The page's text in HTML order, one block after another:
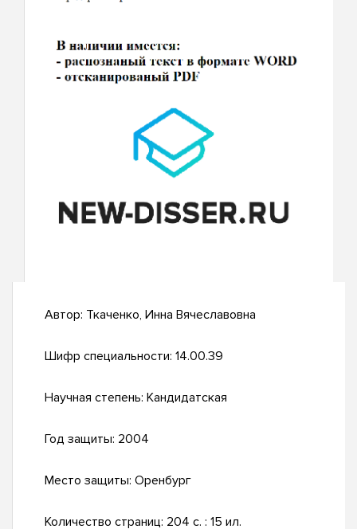
Автор: Ткаченко, Инна Вячеславовна
Шифр специальности: 14.00.39
Научная степень: Кандидатская
Год защиты: 2004
Место защиты: Оренбург
Количество страниц: 204 с. : 15 ил.